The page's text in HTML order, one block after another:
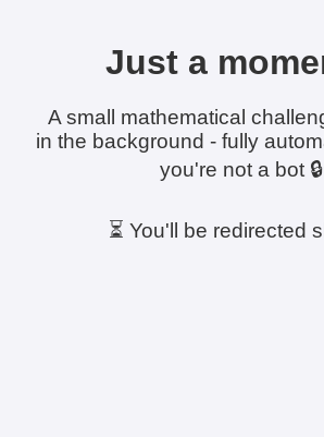
Just a
A small mathematical
in the background - fully
you're not a bot
⏳ You'll be redirected